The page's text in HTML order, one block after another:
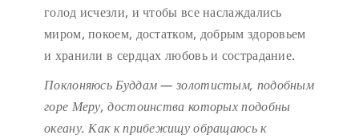
голод исчезли, и чтобы все наслаждались
миром, покоем, достатком, добрым здоровьем
и хранили в сердцах любовь и сострадание.
Поклоняюсь Буддам — золотистым, подобным
горе Меру, достоинства которых подобны
океану. Как к прибежищу обращаюсь к